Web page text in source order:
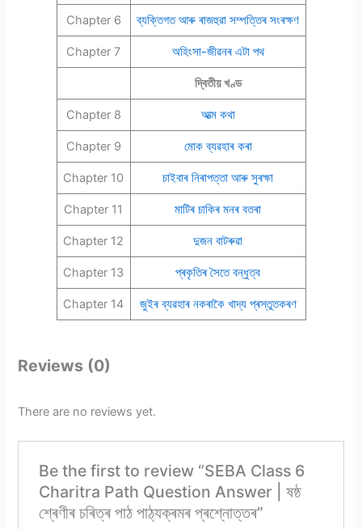
Chapter 6 ব্যক্তিগত আৰু ৰাজহুৱা সম্পত্তিৰ সংৰক্ষণ
Chapter 7 অহিংসা-জীৱনৰ এটা পথ
দ্বিতীয় খণ্ড
Chapter 8 আত্ম কথা
Chapter 9 মোক ব্যৱহাৰ কৰা
Chapter 10 চাইবাৰ নিৰাপত্তা আৰু সুৰক্ষা
Chapter 11 মাটিৰ চাকিৰ মনৰ বতৰা
Chapter 12 দুজন বাটৰুৱা
Chapter 13 প্ৰকৃতিৰ সৈতে বন্ধুত্ব
Chapter 14 জুইৰ ব্যৱহাৰ নকৰাকৈ খাদ্য প্ৰস্তুতকৰণ
Reviews (0)
There are no reviews yet.
Be the first to review “SEBA Class 6
Charitra Path Question Answer | ষষ্ঠ
শ্ৰেণীৰ চৰিত্ৰ পাঠ পাঠ্যক্ৰমৰ প্ৰশ্নোত্তৰ”